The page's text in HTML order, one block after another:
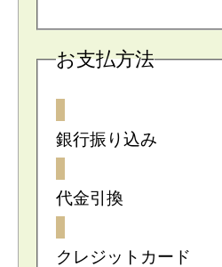
お支払方法
銀行振り込み
代金引換
クレジットカード